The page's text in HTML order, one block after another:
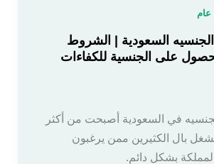
عام
السعودية | الشروط
على الجنسية للكفاءات
في السعودية أصبحت من أكثر
بال الكثيرين ممن يرغبون
بشكل دائم.